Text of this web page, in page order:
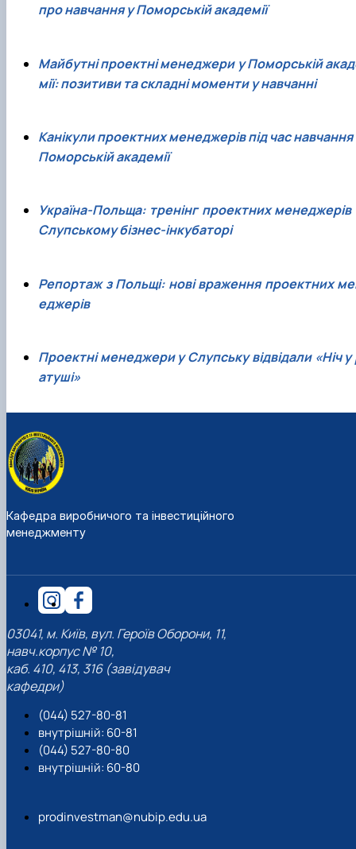
про навчання у Поморській академії
Майбутні проектні менеджери у Поморській
мії: позитиви та складні моменти у навчанні
Канікули проектних менеджерів під час навчання
Поморській академії
Україна-Польща: тренінг проектних менеджерів
Слупському бізнес-інкубаторі
Репортаж з Польщі: нові враження проектних
еджерів
Проектні менеджери у Слупську відвідали «Ніч у
атуші»
Кафедра виробничого та інвестиційного
менеджменту
03041, м. Київ, вул. Героїв Оборони, 11,
навч.корпус № 10,
каб. 410, 413, 316 (завідувач
кафедри)
(044) 527-80-81
внутрішній: 60-81
(044) 527-80-80
внутрішній: 60-80
prodinvestman@nubip.edu.ua